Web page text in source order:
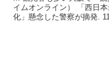
イムオンライン） 「西日
化」懸念した警察が摘発.